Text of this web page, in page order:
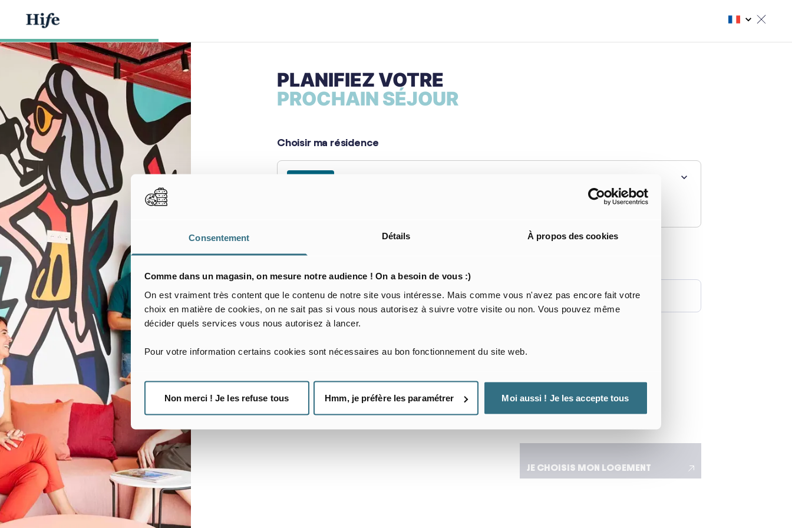
Consentement Détails À propos des cookies
Comme dans un magasin, on mesure notre audience ! On a besoin de vous :)
On est vraiment très content que le contenu de notre site vous intéresse. Mais comme vous n'avez pas encore fait votre
choix en matière de cookies, on ne sait pas si vous nous autorisez à suivre votre visite ou non. Vous pouvez même
décider quels services vous nous autorisez à lancer.
Pour votre information certains cookies sont nécessaires au bon fonctionnement du site web.
Non merci ! Je les refuse tous Hmm, je préfère les paramétrer Moi aussi ! Je les accepte tous
PLANIFIEZ VOTRE
PROCHAIN SÉJOUR
Choisir ma résidence
Date d’arrivée
J’arrive le
Date de départ
Je voyage pour le travail
Nombre de locataires
J’ai une demande spécifique
JE CHOISIS MON LOGEMENT